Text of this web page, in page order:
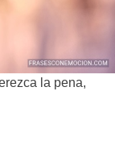
la pena,